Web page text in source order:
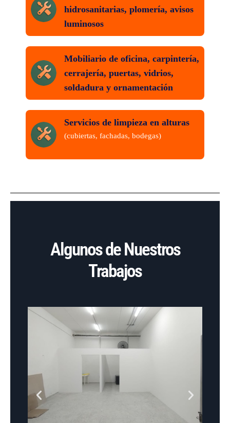
hidrosanitarias, plomería, avisos
luminosos
Mobiliario de oficina, carpintería,
cerrajería, puertas, vidrios,
soldadura y ornamentación
Servicios de limpieza en alturas
(cubiertas, fachadas, bodegas)
Algunos de Nuestros
Trabajos